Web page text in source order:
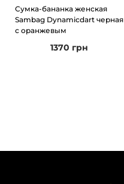
Сумка-бананка женская
Sambag Dynamicdart черная
с оранжевым
1370 грн